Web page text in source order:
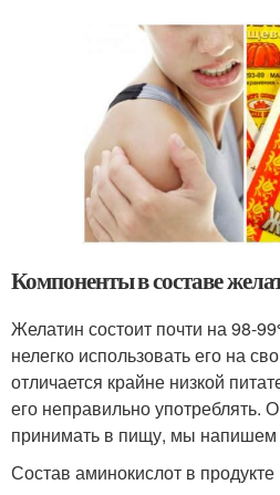
Компоненты в составе
Желатин состоит почти на 98-
нелегко использовать его на
отличается крайне низкой
его неправильно употреблять.
принимать в пищу, мы напишем
Состав аминокислот в